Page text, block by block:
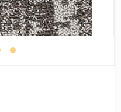
Коричневый
Страна